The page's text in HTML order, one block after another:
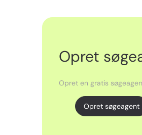
Opret
Opret en gratis
Opret søgeagent